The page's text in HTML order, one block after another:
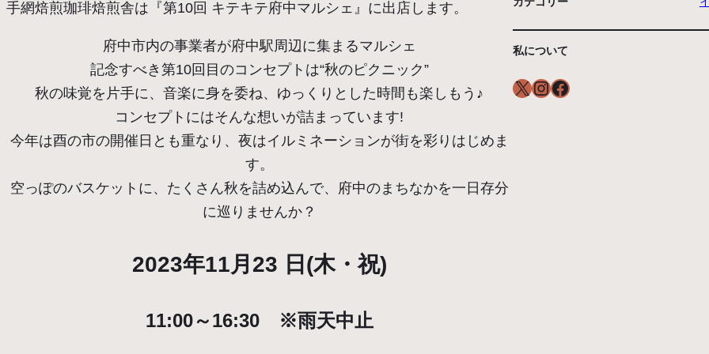
手網焙煎珈琲焙煎舎は『第10回 キテキテ府中マルシェ』に出店します。
府中市内の事業者が府中駅周辺に集まるマルシェ
記念すべき第10回目のコンセプトは“秋のピクニック”
秋の味覚を片手に、音楽に身を委ね、ゆっくりとした時間も楽しもう♪
コンセプトにはそんな想いが詰まっています!
今年は酉の市の開催日とも重なり、夜はイルミネーションが街を彩りはじめま
す。
空っぽのバスケットに、たくさん秋を詰め込んで、府中のまちなかを一日存分
に巡りませんか？
2023年11月23 日(木・祝)
11:00～16:30 ※雨天中止
私について
X InstagramFacebook